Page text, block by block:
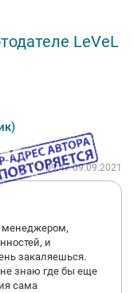
LeVeL
09:47 09.09.2021
менеджером,
и
закаляешься.
знаю где бы еще
сама